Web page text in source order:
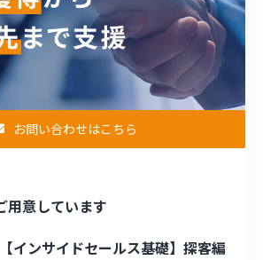
お問い合わせはこちら
用意しています
【インサイドセールス基礎】探客編